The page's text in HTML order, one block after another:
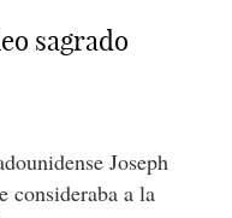
sagrado
Joseph
consideraba a la